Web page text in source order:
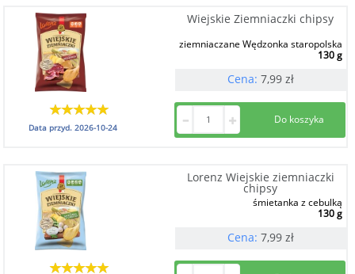
Wiejskie Ziemniaczki chipsy
ziemniaczane Wędzonka staropolska
130 g
Cena: 7,99 zł
Data przyd.2026-10-24
Lorenz Wiejskie ziemniaczki
chipsy
śmietanka z cebulką
130 g
Cena: 7,99 zł